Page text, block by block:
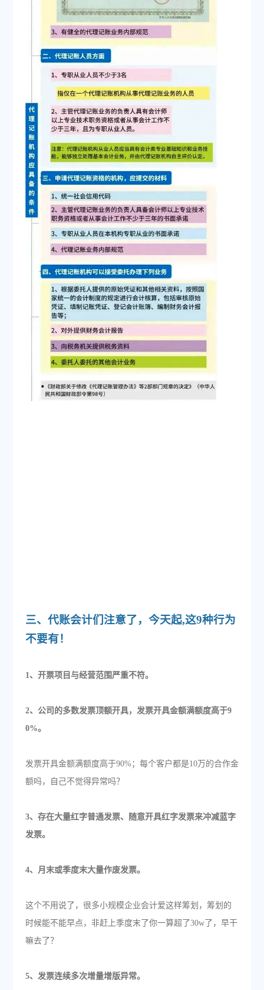
三、代账会计们注意了，今天起,这9种行为
不要有！
1、开票项目与经营范围严重不符。
2、公司的多数发票顶额开具，发票开具金额满额度高于9
0%。
发票开具金额满额度高于90%；每个客户都是10万的合作金
额吗，自己不觉得异常吗？
3、存在大量红字普通发票、随意开具红字发票来冲减蓝字
发票。
4、月末或季度末大量作废发票。
这个不用说了，很多小规模企业会计爱这样筹划，筹划的
时候能不能早点，非赶上季度末了你一算超了30w了，早干
嘛去了？
5、发票连续多次增量增版异常。